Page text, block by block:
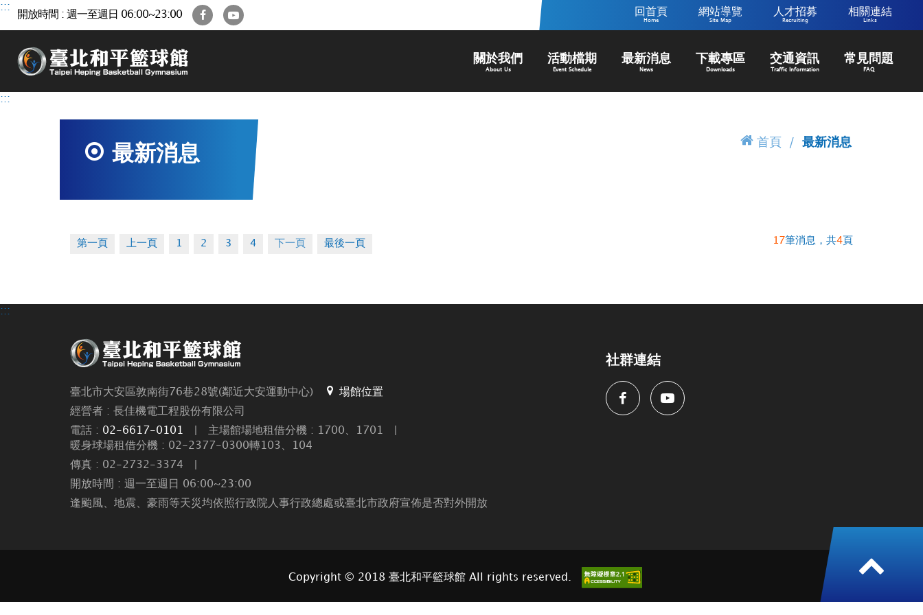
跳
區
:::
開放時間 : 週一至週日 06:00~23:00 FacebookYouTube 回首頁
Home
網站導覽
Site Map
人才招募
Recruiting
相關連結
Links
關於我們
About Us
活動檔期
Event Schedule
最新消息
News
下載專區
Downloads
交通資訊
Traffic Information
常見問題
FAQ
:::
最新消息 首頁 最新消息
第一頁 上一頁 1 2 3 4 下一頁 最後一頁 17筆消息，共4 頁
:::
臺北市大安區敦南街76巷28號(鄰近大安運動中心)
場館位置
經營者 : 長佳機電工程股份有限公司
電話 : 02-6617-0101 主場館場地租借分機 : 1700、1701
暖身球場租借分機 : 02-2377-0300轉103、104
傳真 : 02-2732-3374
開放時間 : 週一至週日 06:00~23:00
逢颱風、地震、豪雨等天災均依照行政院人事行政總處或臺北市政府宣佈是否對外開放
社群連結
FacebookYoutube
Copyright © 2018 臺北和平籃球館 All rights reserved.